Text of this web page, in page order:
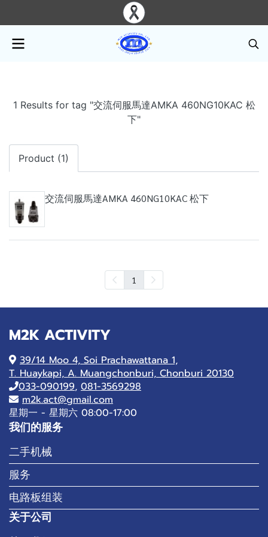
1 Results for tag "交流伺服馬達AMKA 460NG10KAC 松
下"
Product (1)
交流伺服馬達AMKA 460NG10KAC 松下
1
M2K ACTIVITY
39/14 Moo 4, Soi Prachawattana 1,
T. Huaykapi, A. Muangchonburi, Chonburi 20130
033-090199, 081-3569298
m2k.act@gmail.com
星期一 - 星期六 08:00-17:00
我们的服务
二手机械
服务
电路板组装
关于公司